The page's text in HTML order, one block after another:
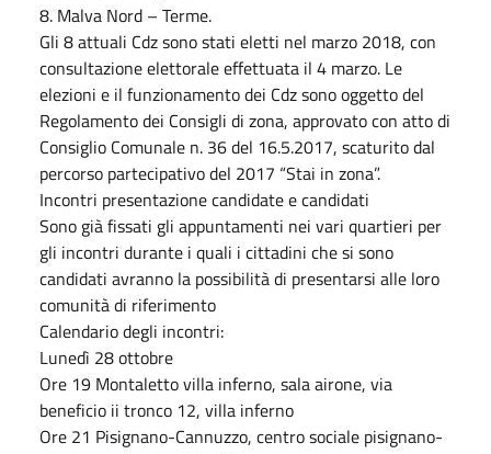
8. Malva Nord – Terme.
Gli 8 attuali Cdz sono stati eletti nel marzo 2018, con
consultazione elettorale effettuata il 4 marzo. Le
elezioni e il funzionamento dei Cdz sono oggetto del
Regolamento dei Consigli di zona, approvato con atto di
Consiglio Comunale n. 36 del 16.5.2017, scaturito dal
percorso partecipativo del 2017 “Stai in zona”.
Incontri presentazione candidate e candidati
Sono già fissati gli appuntamenti nei vari quartieri per
gli incontri durante i quali i cittadini che si sono
candidati avranno la possibilità di presentarsi alle loro
comunità di riferimento
Calendario degli incontri:
Lunedì 28 ottobre
Ore 19 Montaletto villa inferno, sala airone, via
beneficio ii tronco 12, villa inferno
Ore 21 Pisignano-Cannuzzo, centro sociale pisignano-